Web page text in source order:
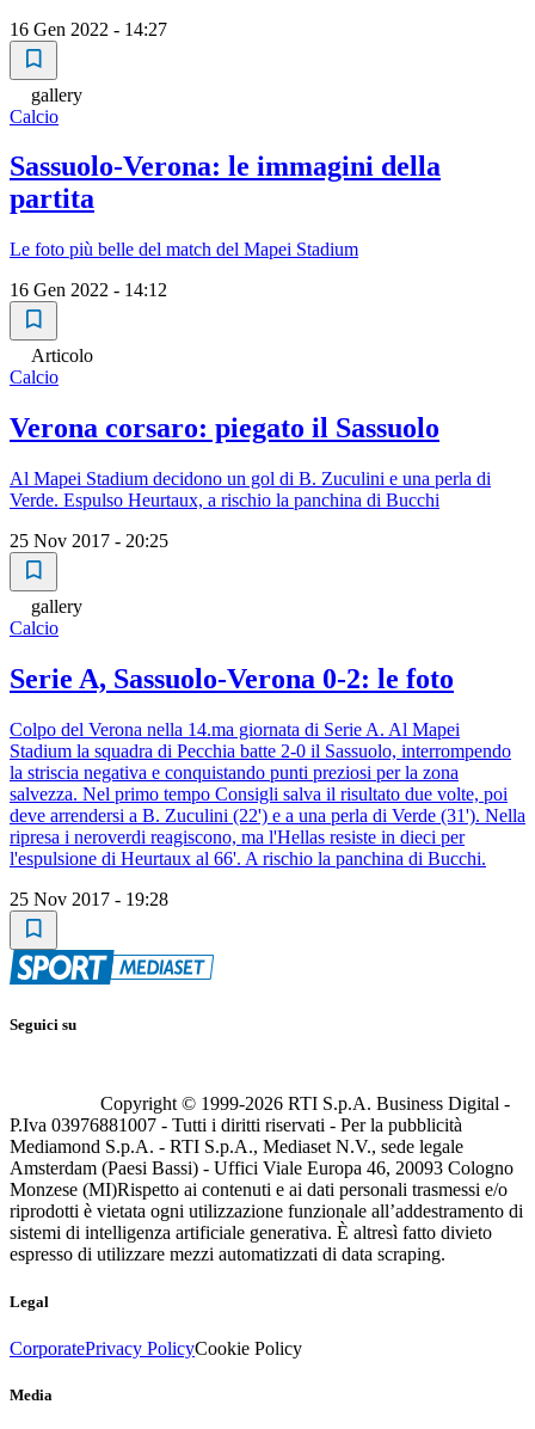
16 Gen 2022 - 14:27
gallery
Calcio
Sassuolo-Verona: le immagini della
partita
Le foto più belle del match del Mapei Stadium
16 Gen 2022 - 14:12
Articolo
Calcio
Verona corsaro: piegato il Sassuolo
Al Mapei Stadium decidono un gol di B. Zuculini e una perla di
Verde. Espulso Heurtaux, a rischio la panchina di Bucchi
25 Nov 2017 - 20:25
gallery
Calcio
Serie A, Sassuolo-Verona 0-2: le foto
Colpo del Verona nella 14.ma giornata di Serie A. Al Mapei
Stadium la squadra di Pecchia batte 2-0 il Sassuolo, interrompendo
la striscia negativa e conquistando punti preziosi per la zona
salvezza. Nel primo tempo Consigli salva il risultato due volte, poi
deve arrendersi a B. Zuculini (22') e a una perla di Verde (31'). Nella
ripresa i neroverdi reagiscono, ma l'Hellas resiste in dieci per
l'espulsione di Heurtaux al 66'. A rischio la panchina di Bucchi.
25 Nov 2017 - 19:28
Seguici su
Copyright © 1999-2026 RTI S.p.A. Business Digital -
P.Iva 03976881007 - Tutti i diritti riservati - Per la pubblicità
Mediamond S.p.A. - RTI S.p.A., Mediaset N.V., sede legale
Amsterdam (Paesi Bassi) - Uffici Viale Europa 46, 20093 Cologno
Monzese (MI)Rispetto ai contenuti e ai dati personali trasmessi e/o
riprodotti è vietata ogni utilizzazione funzionale all’addestramento di
sistemi di intelligenza artificiale generativa. È altresì fatto divieto
espresso di utilizzare mezzi automatizzati di data scraping.
Legal
CorporatePrivacy PolicyCookie Policy
Media